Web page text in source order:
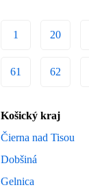
1 20
61 62
Košický kraj
Čierna nad Tisou
Dobšiná
Gelnica